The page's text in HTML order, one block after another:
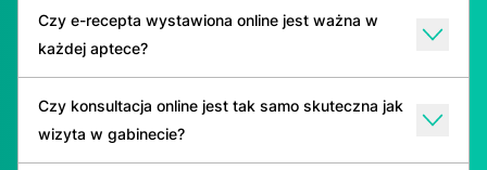
Czy e-recepta wystawiona online jest ważna w
każdej aptece?
Czy konsultacja online jest tak samo skuteczna jak
wizyta w gabinecie?